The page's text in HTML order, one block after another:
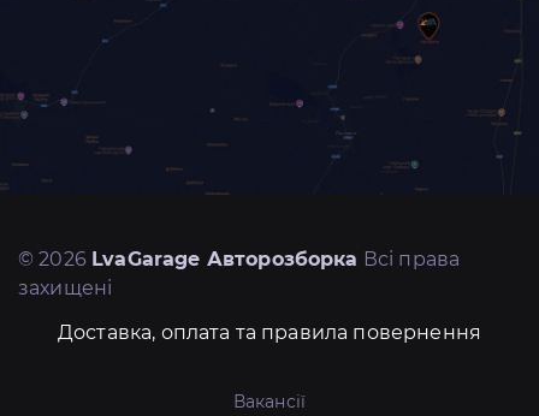
© 2026 LvaGarage Авторозборка Всі права
захищені
Доставка, оплата та правила повернення
Вакансії